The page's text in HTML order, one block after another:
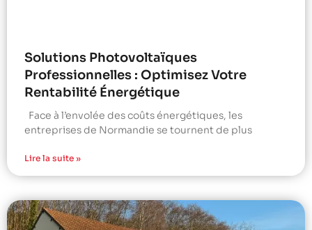
Solutions Photovoltaïques
Professionnelles : Optimisez Votre
Rentabilité Énergétique
Face à l’envolée des coûts énergétiques, les
entreprises de Normandie se tournent de plus
Lire la suite »